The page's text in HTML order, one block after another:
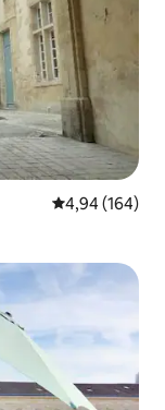
Priemerné
4,94 (164)